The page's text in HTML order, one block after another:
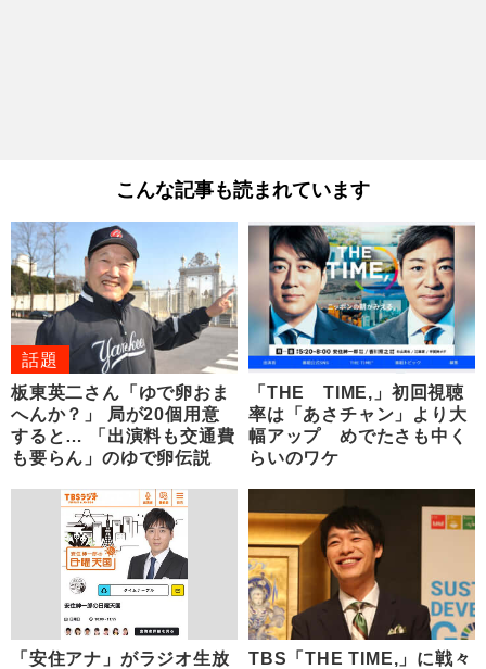
こんな記事も読まれています
話題
板東英二さん「ゆで卵おま
へんか？」 局が20個用意
すると… 「出演料も交通費
も要らん」のゆで卵伝説
「THE TIME,」初回視聴
率は「あさチャン」より大
幅アップ めでたさも中く
らいのワケ
「安住アナ」がラジオ生放
TBS「THE TIME,」に戦々